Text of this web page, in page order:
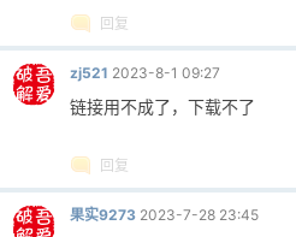
回复
zj521 2023-8-1 09:27
链接用不成了，下载不了
回复
果实9273 2023-7-28 23:45